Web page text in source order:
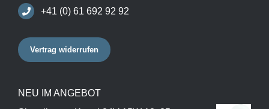
+41 (0) 61 692 92 92
Vertrag widerrufen
NEU IM ANGEBOT